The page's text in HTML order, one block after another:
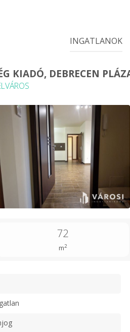
INGATLANOK
KIADÓ, DEBRECEN
72
m2